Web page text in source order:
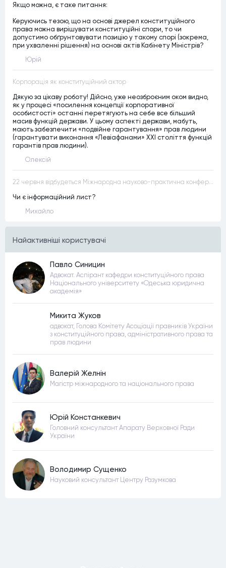
Якщо можна, є таке питання:
Керуючись тезою, що на основі джерел конституційного
права можна вирішувати конституційні спори, то чи
допустимо обґрунтовувати позицію у такому спорі (зокрема,
при ухваленні рішення) на основі актів Кабінету Міністрів?
Юрій
Корпорація як конституційний актор
Дякую за цікаву роботу! Дійсно, уже неозброєним оком видно,
як у процесі «посилення концепції корпоративної
особистості» останні перетягують на себе все більший
масив функцій держави. У цьому аспекті держави, мабуть,
мають забезпечити «подвійне гарантування» прав людини
(гарантувати виконання «Левіафанами» ХХІ століття функцій
гарантів прав людини).
Олексій
22 червня відбудеться Міжнародна науково-практична конференція “Конституційна демократія в умовах загроз територіальній цілісності та національній безпеці”
Чи є інформаційний лист?
Михайло
Найактивнiшi користувачi
Павло Синицин
Адвокат. Аспірант кафедри конституційного права
Національного університету «Одеська юридична
академія»
Микита Жуков
адвокат, Голова Комітету Асоціації правників України
з конституційного права, адміністративного права та
прав людини
Валерій Желнін
Магістр міжнародного та національного права
Юрій Констанкевич
Головний консультант Апарату Верховної Ради
України
Володимир Сущенко
Науковий консультант Центру Разумкова